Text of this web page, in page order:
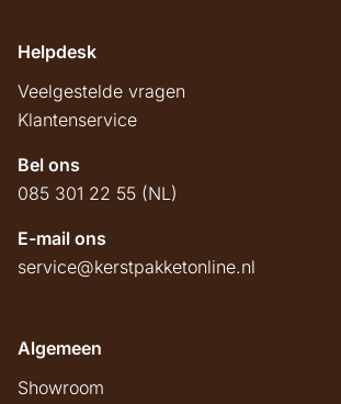
Helpdesk
Veelgestelde vragen
Klantenservice
Bel ons
085 301 22 55 (NL)
E-mail ons
service@kerstpakketonline.nl
Algemeen
Showroom